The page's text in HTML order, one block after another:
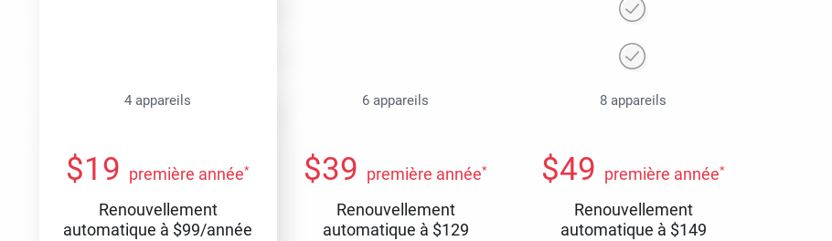
4 appareils 6 appareils 8 appareils
$19 première année*
Renouvellement
automatique à $99/année
$39 première année*
Renouvellement
automatique à $129
$49 première année*
Renouvellement
automatique à $149